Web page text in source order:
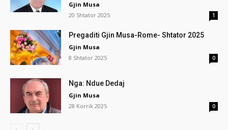
Gjin Musa
20 Shtator 2025
1
Pregaditi Gjin Musa-Rome- Shtator 2025
Gjin Musa
8 Shtator 2025
0
Nga: Ndue Dedaj
Gjin Musa
28 Korrik 2025
0